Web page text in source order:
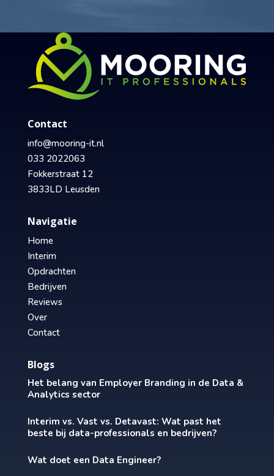
Contact
info@mooring-it.nl
033 2022063
Fokkerstraat 12
3833LD Leusden
Navigatie
Home
Interim
Opdrachten
Bedrijven
Reviews
Over
Contact
Blogs
Het belang van Employer Branding in de Data &
Analytics sector
Interim vs. Vast vs. Detavast: Wat past het
beste bij data-professionals en bedrijven?
Wat doet een Data Engineer?